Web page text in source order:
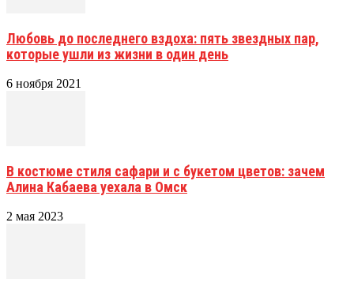
Любовь до последнего вздоха: пять звездных пар,
которые ушли из жизни в один день
6 ноября 2021
В костюме стиля сафари и с букетом цветов: зачем
Алина Кабаева уехала в Омск
2 мая 2023